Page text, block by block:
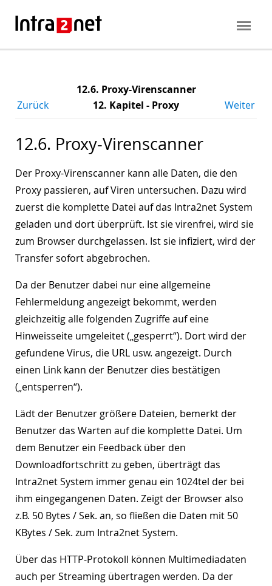
12.6. Proxy-Virenscanner
Zurück
12. Kapitel - Proxy Weiter
12.6. Proxy-Virenscanner
Der Proxy-Virenscanner kann alle Daten, die den
Proxy passieren, auf Viren untersuchen. Dazu wird
zuerst die komplette Datei auf das Intra2net System
geladen und dort überprüft. Ist sie virenfrei, wird sie
zum Browser durchgelassen. Ist sie infiziert, wird der
Transfer sofort abgebrochen.
Da der Benutzer dabei nur eine allgemeine
Fehlermeldung angezeigt bekommt, werden
gleichzeitig alle folgenden Zugriffe auf eine
Hinweisseite umgeleitet („gesperrt“). Dort wird der
gefundene Virus, die URL usw. angezeigt. Durch
einen Link kann der Benutzer dies bestätigen
(„entsperren“).
Lädt der Benutzer größere Dateien, bemerkt der
Benutzer das Warten auf die komplette Datei. Um
dem Benutzer ein Feedback über den
Downloadfortschritt zu geben, überträgt das
Intra2net System immer genau ein 1024tel der bei
ihm eingegangenen Daten. Zeigt der Browser also
z.B. 50 Bytes / Sek. an, so fließen die Daten mit 50
KBytes / Sek. zum Intra2net System.
Über das HTTP-Protokoll können Multimediadaten
auch per Streaming übertragen werden. Da der